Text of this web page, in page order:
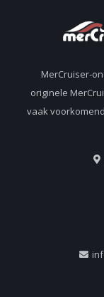
MerCruiser-
originele
vaak